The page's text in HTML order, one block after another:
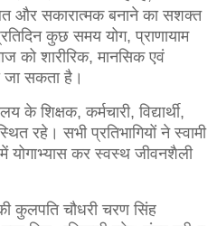
और सकारात्मक बनाने का सशक्त
कुछ समय योग, प्राणायाम
को शारीरिक, मानसिक एवं
जा सकता है।
के शिक्षक, कर्मचारी, विद्यार्थी,
रहे। सभी प्रतिभागियों ने स्वामी
में योगाभ्यास कर स्वस्थ जीवनशैली
कुलपति चौधरी चरण सिंह